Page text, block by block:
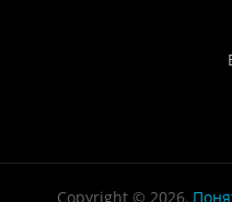
Copyright © 2026,